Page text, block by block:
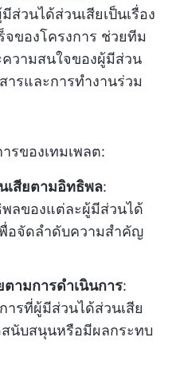
ส่วนได้ส่วนเสียเป็นเรื่อง
จของโครงการ ช่วยทีม
วามสนใจของผู้มีส่วน
ารและการทำงานร่วม
ของเทมเพลต:
เสียตามอิทธิพล:
ลของแต่ละผู้มีส่วนได้
อจัดลำดับความสำคัญ
ามการดำเนินการ:
ารที่ผู้มีส่วนได้ส่วนเสีย
นับสนุนหรือมีผลกระทบ